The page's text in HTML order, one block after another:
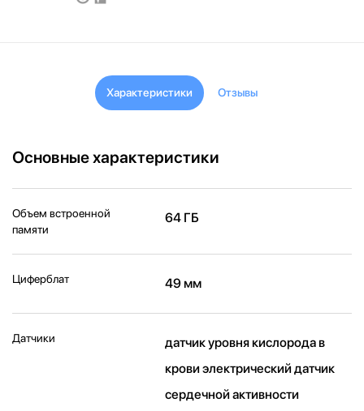
Характеристики Отзывы
Основные характеристики
Объем встроенной
памяти
64 ГБ
Циферблат 49 мм
Датчики
датчик уровня кислорода в
крови электрический датчик
сердечной активности